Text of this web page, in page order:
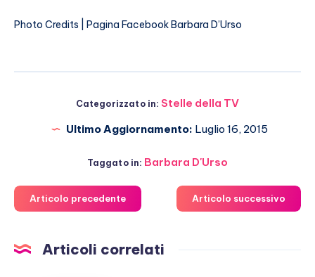
Photo Credits | Pagina Facebook Barbara D’Urso
Categorizzato in: Stelle della TV
Ultimo Aggiornamento: Luglio 16, 2015
Taggato in: Barbara D'Urso
Articolo precedente Articolo successivo
Articoli correlati